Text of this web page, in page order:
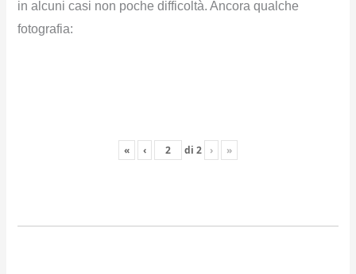
in alcuni casi non poche difficoltà. Ancora qualche
fotografia:
« ‹ di 2 › »